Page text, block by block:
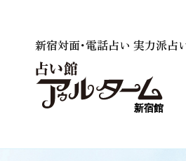
新宿対面･電話占い 実力派占